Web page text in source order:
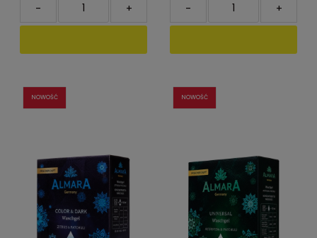
+
- +
-
NOWOŚĆ NOWOŚĆ